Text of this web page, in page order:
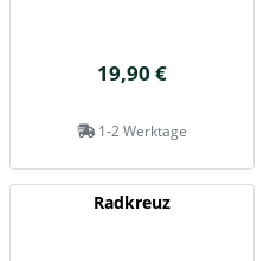
19,90 €
1-2 Werktage
Radkreuz